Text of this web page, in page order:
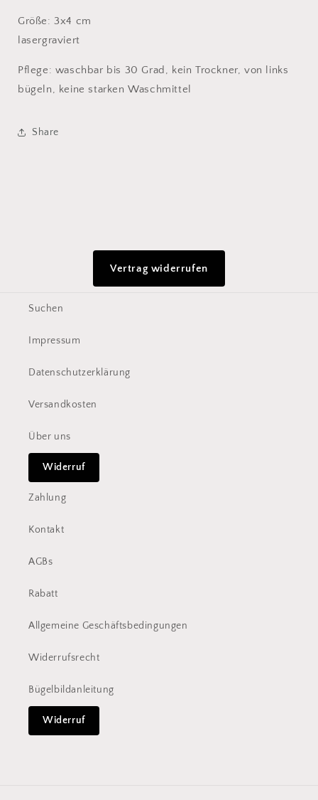
Größe: 3x4 cm
lasergraviert
Pflege: waschbar bis 30 Grad, kein Trockner, von links
bügeln, keine starken Waschmittel
Share
Vertrag widerrufen
Suchen
Impressum
Datenschutzerklärung
Versandkosten
Über uns
Widerruf
Zahlung
Kontakt
AGBs
Rabatt
Allgemeine Geschäftsbedingungen
Widerrufsrecht
Bügelbildanleitung
Widerruf